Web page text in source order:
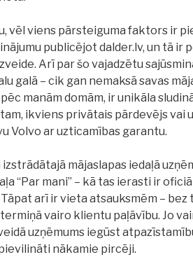
vēl viens pārsteiguma faktors ir
publicējot dalder.lv, un tā ir
Arī par šo vajadzētu
galā – cik gan nemaksā savas
manām domām, ir unikāla
ikviens privātais pārdevējs vai
Volvo ar uzticamības garantu.
mājaslapas iedaļā
“Par mani” – kā tas ierasti ir
Tāpat arī ir vieta atsauksmēm –
vairo klientu paļāvību. Jo
uzņēmums iegūst
nākamie pircēji.